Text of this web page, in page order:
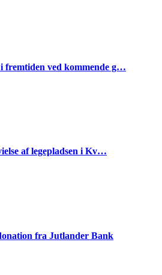
fremtiden ved kommende g…
af legepladsen i Kv…
fra Jutlander Bank